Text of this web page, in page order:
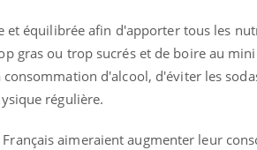
équilibrée afin d'apporter tous les
gras ou trop sucrés et de boire au
d'alcool, d'éviter les
régulière.
Français aimeraient augmenter leur